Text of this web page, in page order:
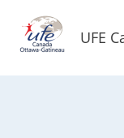
contenu
UFE